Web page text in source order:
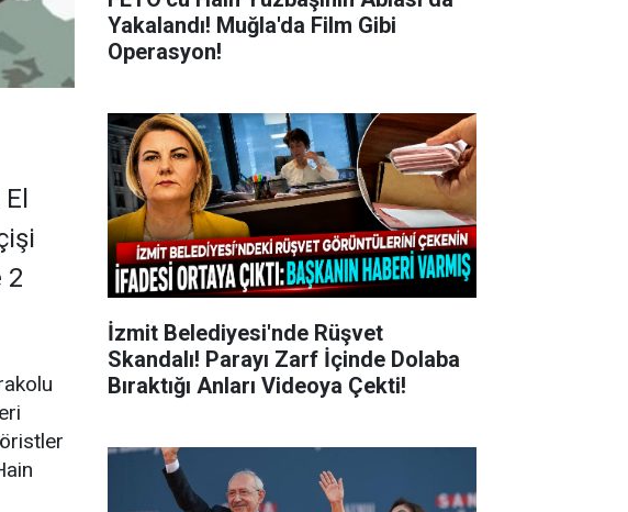
2
Yakalandı! Muğla'da Film Gibi
Operasyon!
İzmit Belediyesi'nde Rüşvet
Skandalı! Parayı Zarf İçinde Dolaba
Bıraktığı Anları Videoya Çekti!